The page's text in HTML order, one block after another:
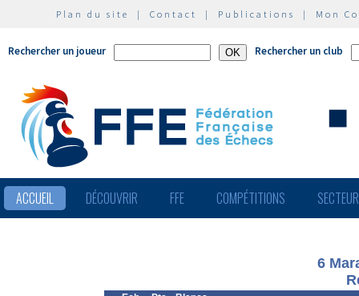
Plan du site | Contact | Publications | Mon
Rechercher un joueur Rechercher un club
ACCUEIL DÉCOUVRIR FFE COMPÉTITIONS
6